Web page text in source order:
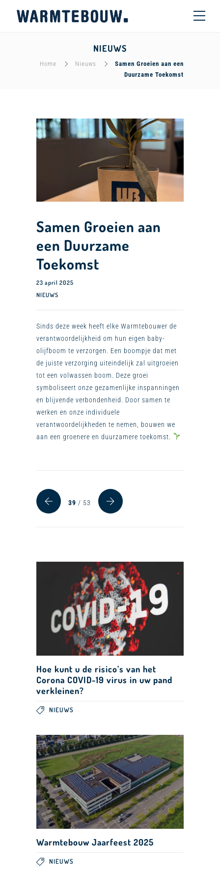
NIEUWS
Home Nieuws
Samen Groeien aan een
Duurzame Toekomst
Samen Groeien aan
een Duurzame
Toekomst
23 april 2025
NIEUWS
Sinds deze week heeft elke Warmtebouwer de
verantwoordelijkheid om hun eigen baby-
olijfboom te verzorgen. Een boompje dat met
de juiste verzorging uiteindelijk zal uitgroeien
tot een volwassen boom. Deze groei
symboliseert onze gezamenlijke inspanningen
en blijvende verbondenheid. Door samen te
werken en onze individuele
verantwoordelijkheden te nemen, bouwen we
aan een groenere en duurzamere toekomst.
39 / 53
Hoe kunt u de risico’s van het
Corona COVID-19 virus in uw pand
verkleinen?
NIEUWS
Warmtebouw Jaarfeest 2025
NIEUWS